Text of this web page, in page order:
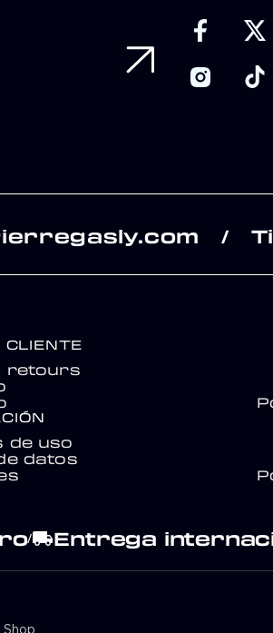
/
CLIENTE
retours
de uso
datos
/local_shippingEntrega